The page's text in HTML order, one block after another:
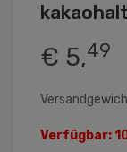
€ 5,49
Verfügbar: